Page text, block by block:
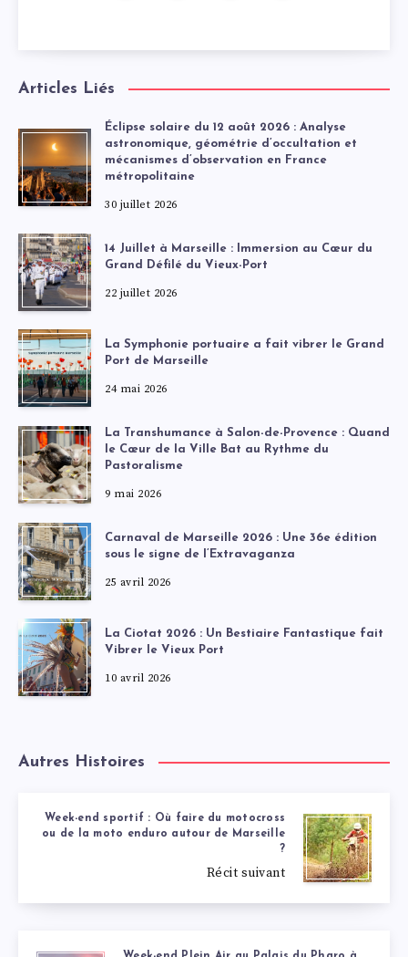
Articles Liés
Éclipse solaire du 12 août 2026 : Analyse
astronomique, géométrie d’occultation et
mécanismes d’observation en France
métropolitaine
30 juillet 2026
14 Juillet à Marseille : Immersion au Cœur du
Grand Défilé du Vieux-Port
22 juillet 2026
La Symphonie portuaire a fait vibrer le Grand
Port de Marseille
24 mai 2026
La Transhumance à Salon-de-Provence : Quand
le Cœur de la Ville Bat au Rythme du
Pastoralisme
9 mai 2026
Carnaval de Marseille 2026 : Une 36e édition
sous le signe de l’Extravaganza
25 avril 2026
La Ciotat 2026 : Un Bestiaire Fantastique fait
Vibrer le Vieux Port
10 avril 2026
Autres Histoires
Week-end sportif : Où faire du motocross
ou de la moto enduro autour de Marseille
?
Récit suivant